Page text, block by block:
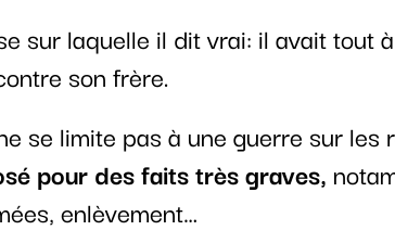
sur laquelle il dit vrai: il avait tout
son frère.
se limite pas à une guerre sur les
pour des faits très graves,
enlèvement…